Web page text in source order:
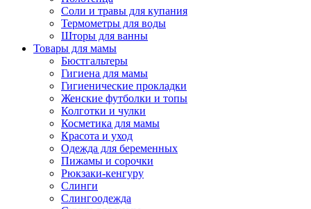
Соли и травы для купания
Термометры для воды
Шторы для ванны
Товары для мамы
Бюстгальтеры
Гигиена для мамы
Гигиенические прокладки
Женские футболки и топы
Колготки и чулки
Косметика для мамы
Красота и уход
Одежда для беременных
Пижамы и сорочки
Рюкзаки-кенгуру
Слинги
Слингоодежда